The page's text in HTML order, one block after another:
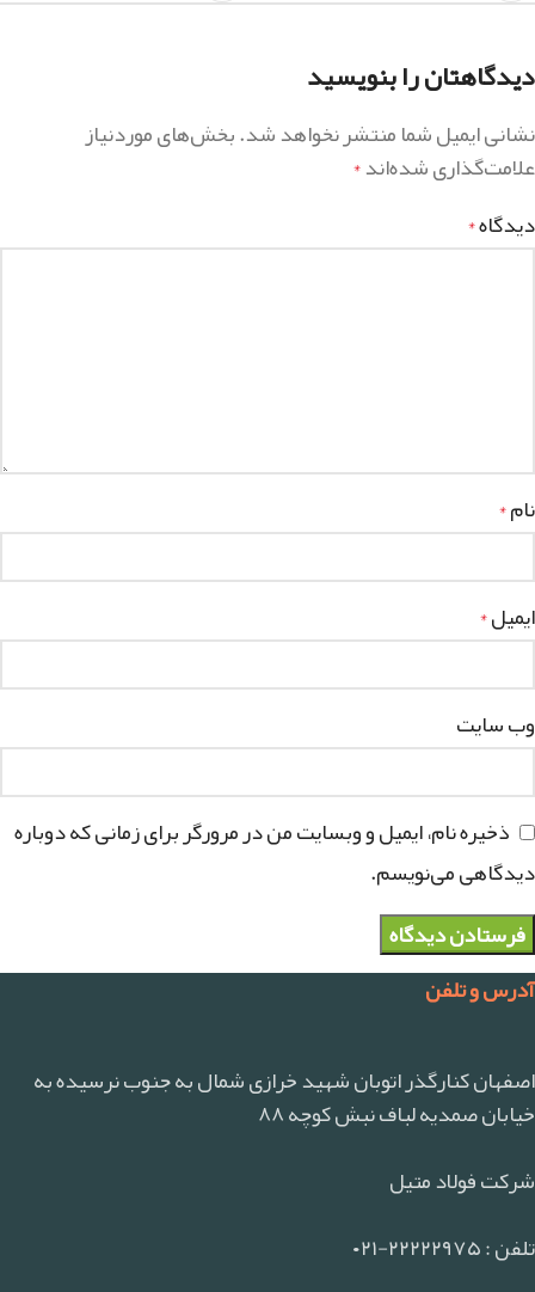
دیدگاهتان را بنویسید
نشانی ایمیل شما منتشر نخواهد شد.بخش‌های موردنیاز
علامت‌گذاری شده‌اند*
دیدگاه*
نام*
ایمیل*
وب‌ سایت
ذخیره نام، ایمیل و وبسایت من در مرورگر برای زمانی که دوباره
دیدگاهی می‌نویسم.
آدرس و تلفن
اصفهان کنارگذر اتوبان شهید خرازی شمال به جنوب نرسیده به
خیابان صمدیه لباف نبش کوچه ۸۸
شرکت فولاد متیل
تلفن : ۲۲۲۲۲۹۷۵-۰۲۱